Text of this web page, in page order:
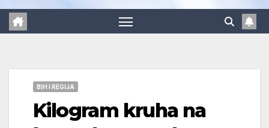
BIH I REGIJA
Kilogram kruha na